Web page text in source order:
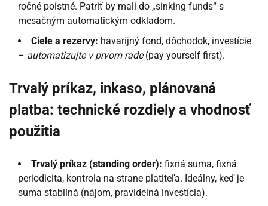
ročné poistné. Patriť by mali do „sinking funds“ s
mesačným automatickým odkladom.
Ciele a rezervy: havarijný fond, dôchodok, investície
– automatizujte v prvom rade(pay yourself first).
Trvalý príkaz, inkaso, plánovaná
platba: technické rozdiely a vhodnosť
použitia
Trvalý príkaz (standing order): fixná suma, fixná
periodicita, kontrola na strane platiteľa. Ideálny, keď je
suma stabilná (nájom, pravidelná investícia).